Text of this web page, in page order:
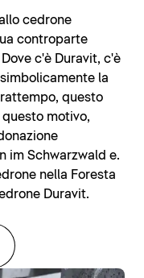
cedrone
controparte
c'è Duravit, c'è
la
questo
motivo,
im Schwarzwald e.
nella Foresta
Duravit.